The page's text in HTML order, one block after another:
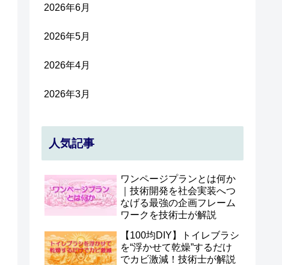
2026年6月
2026年5月
2026年4月
2026年3月
人気記事
ワンページプランとは何か
｜技術開発を社会実装へつ
なげる最強の企画フレーム
ワークを技術士が解説
【100均DIY】トイレブラシ
を“浮かせて乾燥”するだけ
でカビ激減！技術士が解説